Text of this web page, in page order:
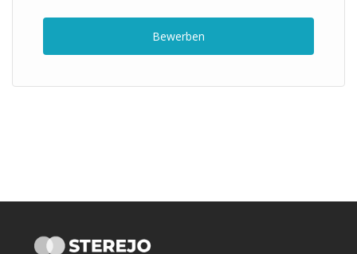
Bewerben